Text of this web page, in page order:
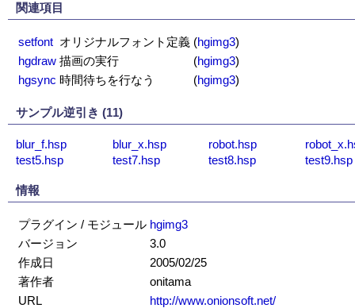
関連項目
setfont オリジナルフォント定義 (hgimg3)
hgdraw 描画の実行 (hgimg3)
hgsync 時間待ちを行なう (hgimg3)
サンプル逆引き (11)
blur_f.hsp blur_x.hsp robot.hsp
test5.hsp
test7.hsp test8.hsp test9.hsp
情報
プラグイン / モジュール hgimg3
バージョン
3.0
作成日
2005/02/25
著作者
onitama
URL
http://www.onionsoft.net/